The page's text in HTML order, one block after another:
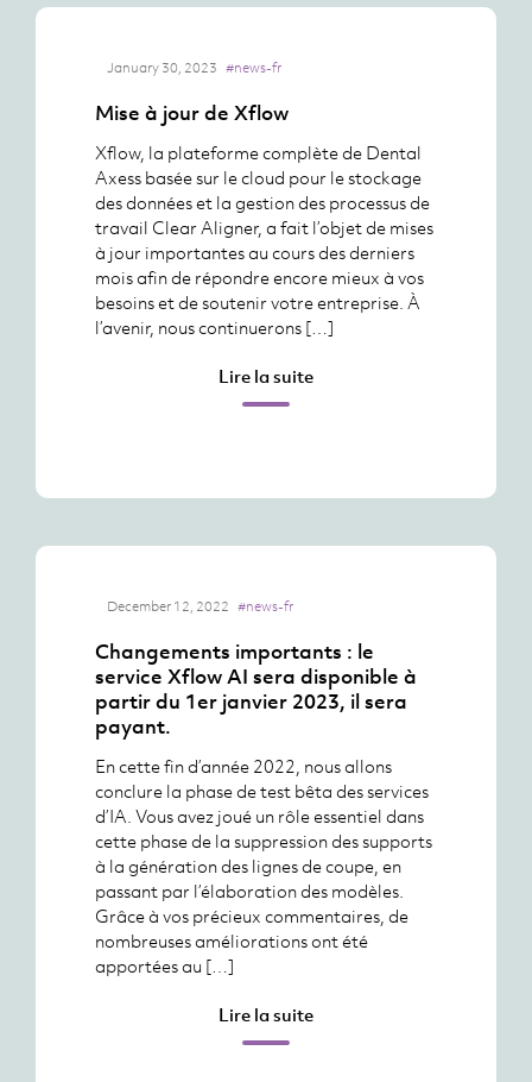
January 30, 2023 #news-fr
Mise à jour de Xflow
Xflow, la plateforme complète de Dental
Axess basée sur le cloud pour le stockage
des données et la gestion des processus de
travail Clear Aligner, a fait l’objet de mises
à jour importantes au cours des derniers
mois afin de répondre encore mieux à vos
besoins et de soutenir votre entreprise. À
l’avenir, nous continuerons […]
Lire la suite
December 12, 2022 #news-fr
Changements importants : le
service Xflow AI sera disponible à
partir du 1er janvier 2023, il sera
payant.
En cette fin d’année 2022, nous allons
conclure la phase de test bêta des services
d’IA. Vous avez joué un rôle essentiel dans
cette phase de la suppression des supports
à la génération des lignes de coupe, en
passant par l’élaboration des modèles.
Grâce à vos précieux commentaires, de
nombreuses améliorations ont été
apportées au […]
Lire la suite